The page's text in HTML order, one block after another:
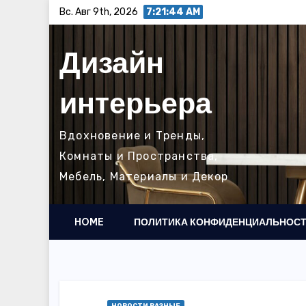
содержимому
Вс. Авг 9th, 2026 7:21:45 AM
Дизайн
интерьера
Вдохновение и Тренды,
Комнаты и Пространства,
Мебель, Материалы и Декор
HOME ПОЛИТИКА